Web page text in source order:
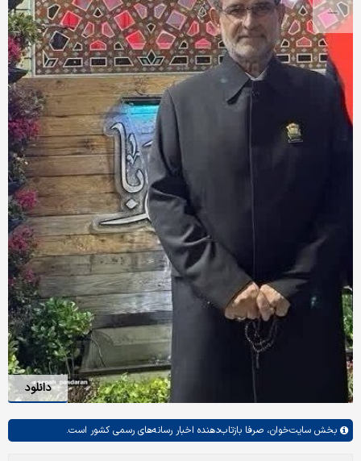
دانلود
بخش سایت‌خوان، صرفا بازتاب‌دهنده اخبار رسانه‌های رسمی کشور است.